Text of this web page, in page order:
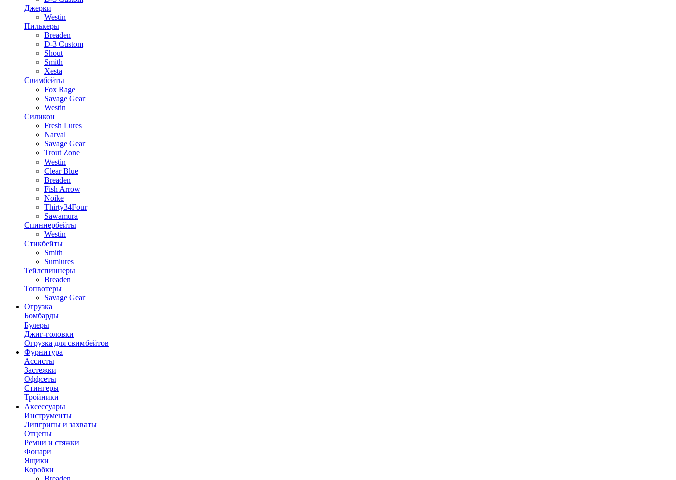
Джерки
Westin
Пилькеры
Breaden
D-3 Custom
Shout
Smith
Xesta
Свимбейты
Fox Rage
Savage Gear
Westin
Силикон
Fresh Lures
Narval
Savage Gear
Trout Zone
Westin
Clear Blue
Breaden
Fish Arrow
Noike
Thirty34Four
Sawamura
Спиннербейты
Westin
Стикбейты
Smith
Sumlures
Тейлспиннеры
Breaden
Топвотеры
Savage Gear
Огрузка
Бомбарды
Булеры
Джиг-головки
Огрузка для свимбейтов
Фурнитура
Ассисты
Застежки
Оффсеты
Стингеры
Тройники
Аксессуары
Инструменты
Липгрипы и захваты
Отцепы
Ремни и стяжки
Фонари
Ящики
Коробки